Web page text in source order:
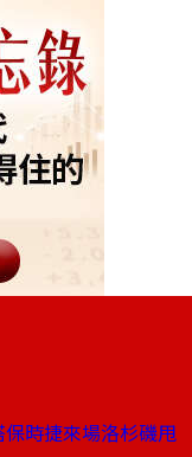
時捷來場洛杉磯甩